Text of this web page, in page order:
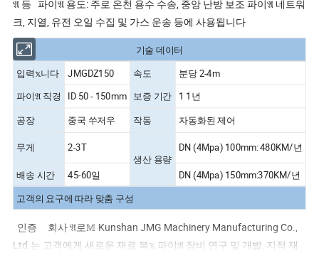
𝔄 등 파이𝔄 용도: 주로 온천 용수 수송, 중앙 난방 보조 파이𝔄 네트워
크, 지열, 유전 오일 수집 및 가스 운송 등에 사용됩니다
기술 데이터
입력𝕩니다
JMGDZ150 속도
분당 2-4m
파이𝔄 직경
ID 50 - 150mm 보증 기간
1 1년
공장
중국 쑤저우 작동 자동화된 제어
무게
2-3T
생산 용량
DN (4Mpa) 100mm: 480KM/년
배송 시간 45-60일 DN (4Mpa) 150mm:370KM/년
고객의 요구에 따라 맞춤 구성
인증 회사 𝔄로𝕄 Kunshan JMG Machinery Manufacturing Co.,
Ltd.는 고객에게 새로운 재료 복𝕩 파이𝔄 장비 연구 및 개발, 지적 재